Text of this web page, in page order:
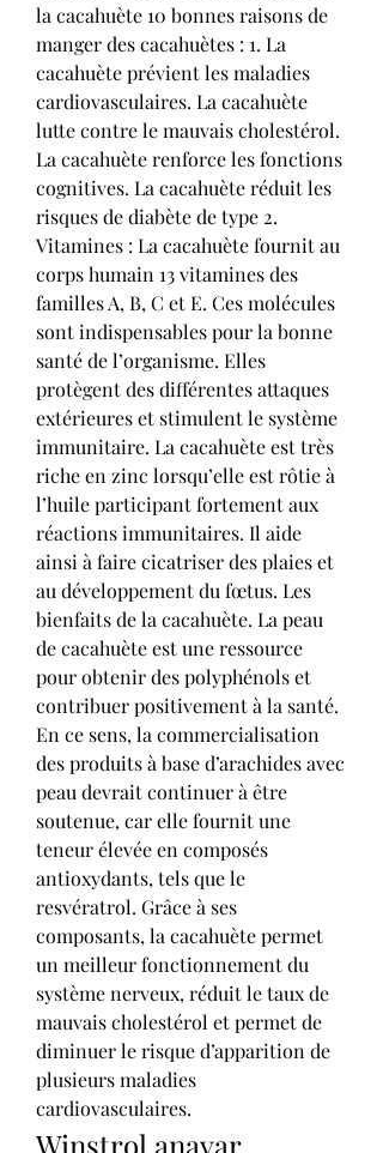
la cacahuète 10 bonnes raisons de
manger des cacahuètes : 1. La
cacahuète prévient les maladies
cardiovasculaires. La cacahuète
lutte contre le mauvais cholestérol.
La cacahuète renforce les fonctions
cognitives. La cacahuète réduit les
risques de diabète de type 2.
Vitamines : La cacahuète fournit au
corps humain 13 vitamines des
familles A, B, C et E. Ces molécules
sont indispensables pour la bonne
santé de l’organisme. Elles
protègent des différentes attaques
extérieures et stimulent le système
immunitaire. La cacahuète est très
riche en zinc lorsqu’elle est rôtie à
l’huile participant fortement aux
réactions immunitaires. Il aide
ainsi à faire cicatriser des plaies et
au développement du fœtus. Les
bienfaits de la cacahuète. La peau
de cacahuète est une ressource
pour obtenir des polyphénols et
contribuer positivement à la santé.
En ce sens, la commercialisation
des produits à base d’arachides avec
peau devrait continuer à être
soutenue, car elle fournit une
teneur élevée en composés
antioxydants, tels que le
resvératrol. Grâce à ses
composants, la cacahuète permet
un meilleur fonctionnement du
système nerveux, réduit le taux de
mauvais cholestérol et permet de
diminuer le risque d’apparition de
plusieurs maladies
cardiovasculaires.
Winstrol anavar